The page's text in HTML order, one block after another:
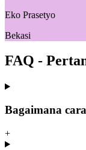
Eko Prasetyo
Bekasi
FAQ -
Bagaimana
+